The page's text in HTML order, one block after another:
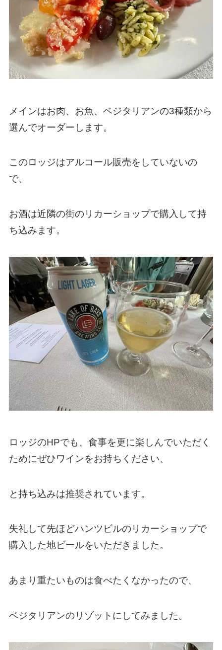
メインはお肉、お魚、ベジタリアンの3種類から
選んでオーダーします。
このロッジはアルコール販売をしていないの
で、
お酒は近隣の街のリカーショップで購入して持
ち込みます。
ロッジのHPでも、食事を更に楽しんでいただく
ためにぜひワインをお持ちください、
と持ち込みは推奨されています。
失礼して先ほどハンツビルのリカーショップで
購入した地ビールをいただきました。
あまり重たいものは食べたくなかったので、
ベジタリアンのリゾットにしてみました。